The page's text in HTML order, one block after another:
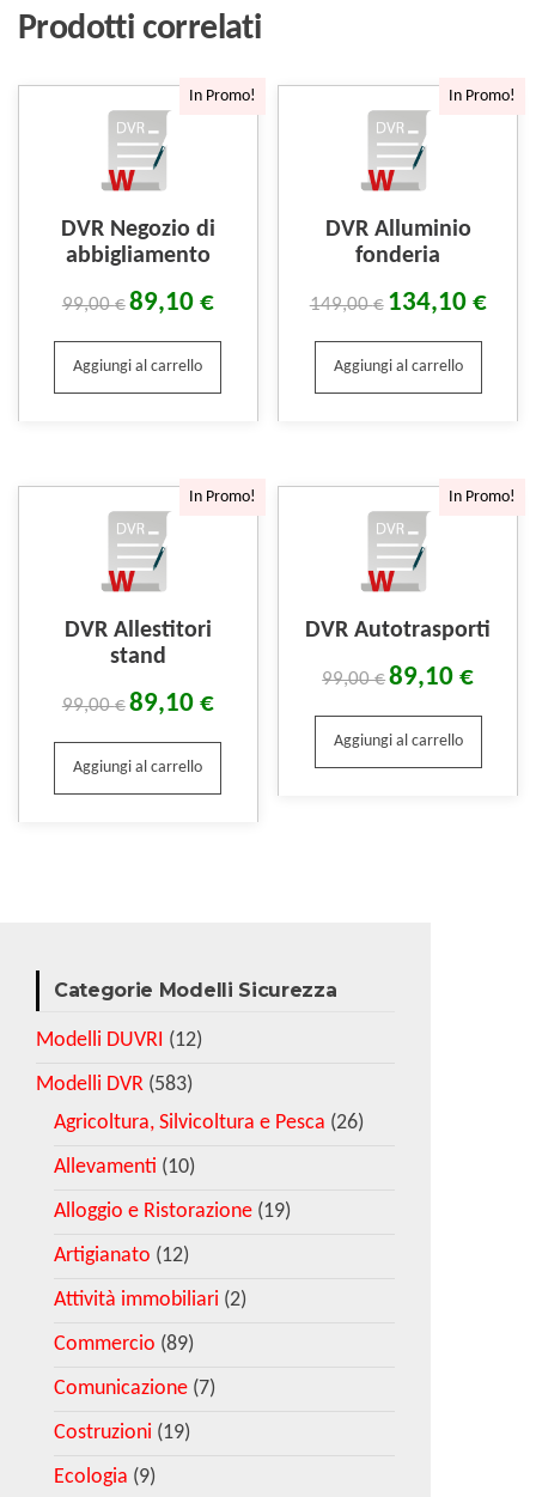
Prodotti correlati
In Promo!
DVR Negozio di
abbigliamento
99,00€89,10 €
Aggiungi al carrello
In Promo!
DVR Alluminio
fonderia
149,00€ 134,10 €
Aggiungi al carrello
In Promo!
DVR Allestitori
stand
99,00€89,10 €
Aggiungi al carrello
In Promo!
DVR Autotrasporti
99,00€89,10€
Aggiungi al carrello
Categorie Modelli Sicurezza
Modelli DUVRI (12)
Modelli DVR (583)
Agricoltura, Silvicoltura e Pesca (26)
Allevamenti (10)
Alloggio e Ristorazione (19)
Artigianato (12)
Attività immobiliari (2)
Commercio (89)
Comunicazione (7)
Costruzioni (19)
Ecologia (9)